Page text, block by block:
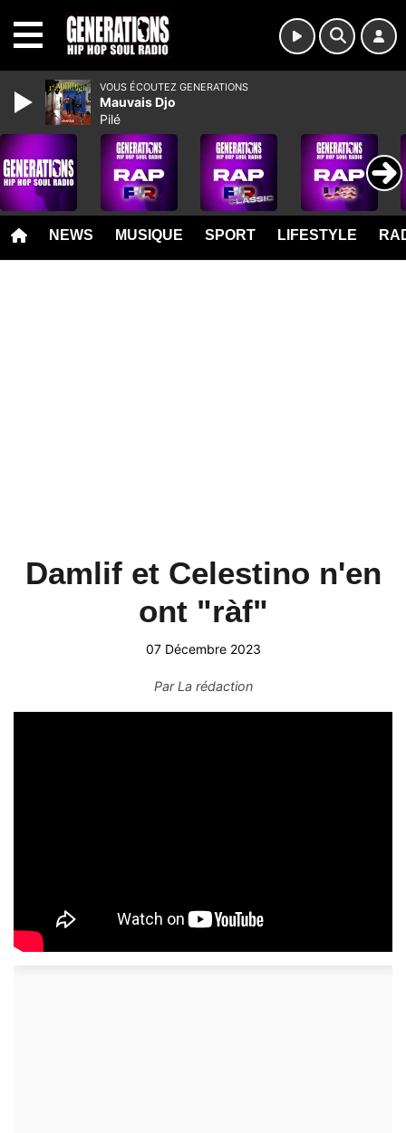
NEWS MUSIQUE SPORT LIFESTYLE
Damlif et Celestino n'en
ont "ràf"
07 Décembre 2023
ParLa rédaction
VOUS ÉCOUTEZ GENERATIONS
Mauvais Djo
Pilé